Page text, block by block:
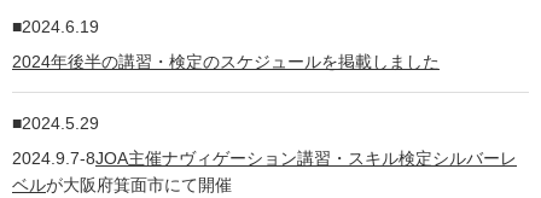
2024.6.19
2024年後半の講習・検定のスケジュールを掲載しました
2024.5.29
2024.9.7-8JOA主催ナヴィゲーション講習・スキル検定シルバーレ
ベルが大阪府箕面市にて開催